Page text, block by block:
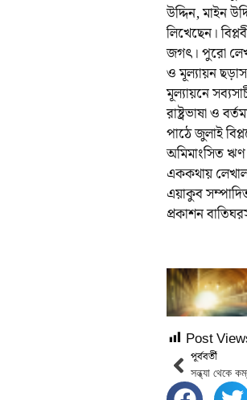
উদ্দিন, মাইন
লিখেছেন।
জগৎ। পুরো
ও মূল্যায়ন
মূল্যায়নে
রাষ্ট্রভাষা ও
পাঠে জুলাই
অমিমাংসিত ঋণ
এককথায়
এয়াকুব
প্রকাশন
Post
পূর্ববর্তী
সন্ধ্যা থেকে